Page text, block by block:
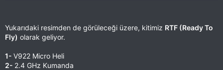
Yukarıdaki resimden de görüleceği üzere, kitimiz RTF (Ready To
Fly) olarak geliyor.
1- V922 Micro Heli
2- 2.4 GHz Kumanda